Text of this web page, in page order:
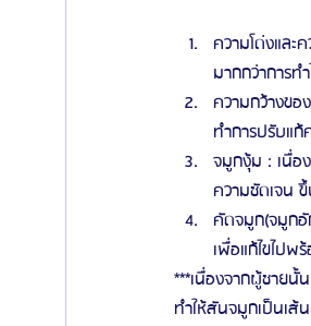
ข่าวสารศัลยกรรมเกาหลี รีวิวดู
ความโด่งแล
มากกว่าการท
ความกว้างข
ทำการปรับแก้
จมูกงุ้ม : เนื่อ
ความชัดเจน
คัดจมูก(จมูก
เพื่อแก้ไขไป
***เนื่องจากผู้ชาย
ทำให้สันจมูกเป็นเส้